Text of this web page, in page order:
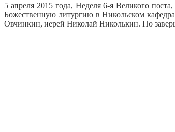
5 апреля 2015 года, Неделя 6-я Великого
Божественную литургию в Никольском
Овчинкин, иерей Николай Николькин. По